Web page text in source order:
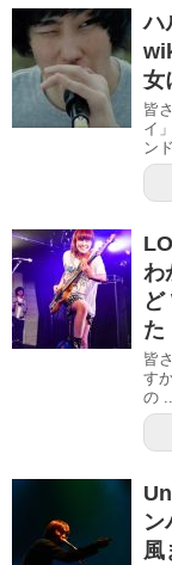
ハ
女
皆
イ
ン
わ
た
皆
す
の ...
ン
風